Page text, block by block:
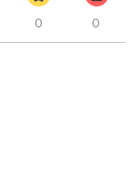
0 0